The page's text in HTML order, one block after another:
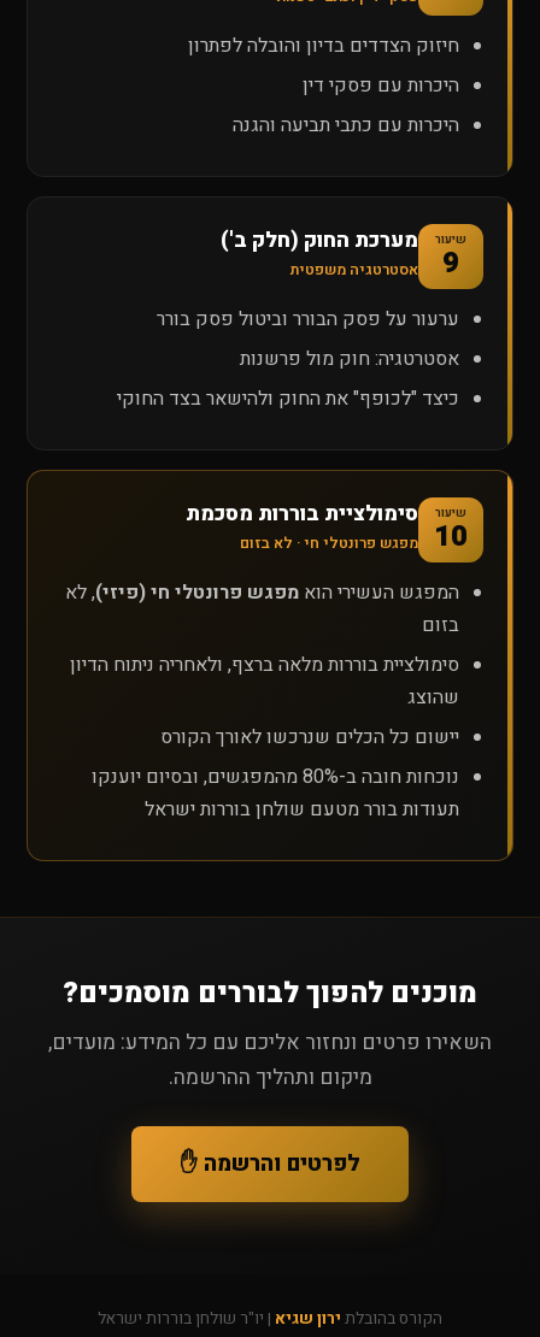
חיזוק הצדדים בדיון והובלה לפתרון
היכרות עם פסקי דין
היכרות עם כתבי תביעה והגנה
שיעור
9
מערכת החוק (חלק ב')
אסטרטגיה משפטית
ערעור על פסק הבורר וביטול פסק בורר
אסטרטגיה: חוק מול פרשנות
כיצד "לכופף" את החוק ולהישאר בצד החוקי
שיעור
10
סימולציית בוררות מסכמת
מפגש פרונטלי חי · לא בזום
המפגש העשירי הוא מפגש פרונטלי חי (פיזי), לא
בזום
סימולציית בוררות מלאה ברצף, ולאחריה ניתוח הדיון
שהוצג
יישום כל הכלים שנרכשו לאורך הקורס
נוכחות חובה ב-80% מהמפגשים, ובסיום יוענקו
תעודות בורר מטעם שולחן בוררות ישראל
מוכנים להפוך לבוררים מוסמכים?
השאירו פרטים ונחזור אליכם עם כל המידע: מועדים,
מיקום ותהליך ההרשמה.
לפרטים והרשמה ✋
הקורס בהובלת ירון שגיא | יו"ר שולחן בוררות ישראל